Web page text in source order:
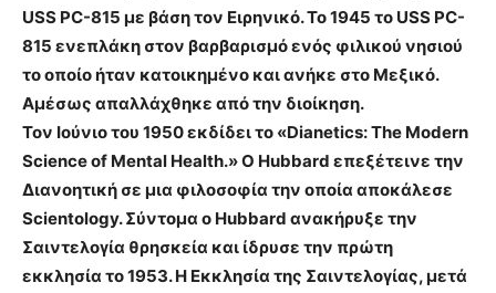
USS PC-815 με βάση τον Ειρηνικό. Το 1945 το USS PC-
815 ενεπλάκη στον βαρβαρισμό ενός φιλικού νησιού
το οποίο ήταν κατοικημένο και ανήκε στο Μεξικό.
Αμέσως απαλλάχθηκε από την διοίκηση.
Τον Ιούνιο του 1950 εκδίδει το «Dianetics: The Modern
Science of Mental Health.» Ο Hubbard επεξέτεινε την
Διανοητική σε μια φιλοσοφία την οποία αποκάλεσε
Scientology. Σύντομα ο Hubbard ανακήρυξε την
Σαιντελογία θρησκεία και ίδρυσε την πρώτη
εκκλησία το 1953. Η Εκκλησία της Σαιντελογίας, μετά